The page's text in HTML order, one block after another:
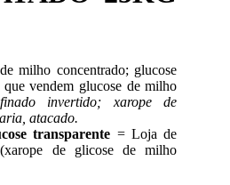
milho concentrado; glucose
vendem glucose de milho
invertido; xarope de
atacado.
transparente = Loja de
de glicose de milho